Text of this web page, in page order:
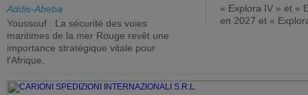
Addis-Abeba
Youssouf : La sécurité des voies
maritimes de la mer Rouge revêt une
importance stratégique vitale pour
l'Afrique.
« Explora IV » et «
en 2027 et «